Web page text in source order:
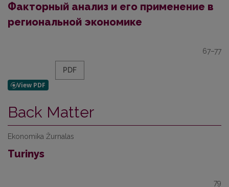
Факторный анализ и его применение в
региональной экономике
67–77
PDF
Back Matter
Ekonomika Žurnalas
Turinys
79